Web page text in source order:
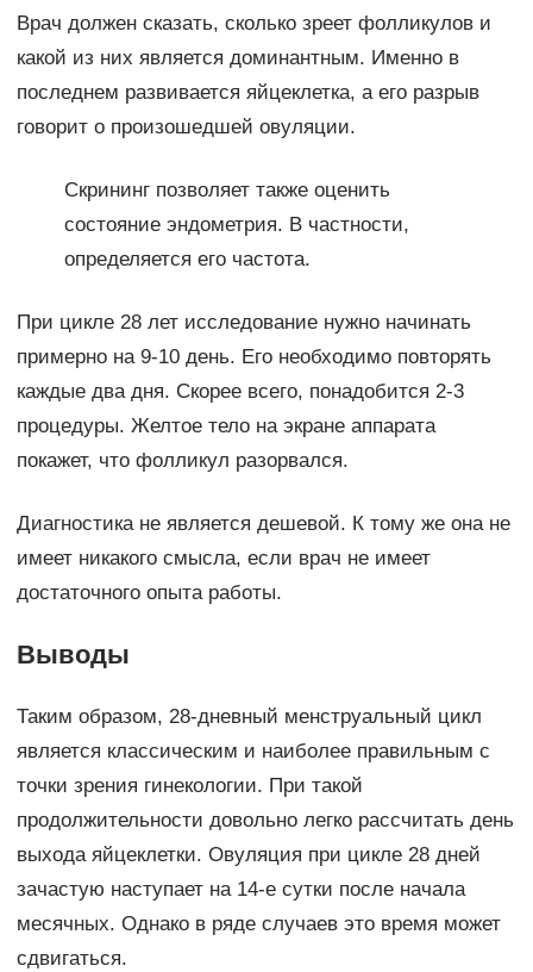
Врач должен сказать, сколько зреет фолликулов и
какой из них является доминантным. Именно в
последнем развивается яйцеклетка, а его разрыв
говорит о произошедшей овуляции.
Скрининг позволяет также оценить
состояние эндометрия. В частности,
определяется его частота.
При цикле 28 лет исследование нужно начинать
примерно на 9-10 день. Его необходимо повторять
каждые два дня. Скорее всего, понадобится 2-3
процедуры. Желтое тело на экране аппарата
покажет, что фолликул разорвался.
Диагностика не является дешевой. К тому же она не
имеет никакого смысла, если врач не имеет
достаточного опыта работы.
Выводы
Таким образом, 28-дневный менструальный цикл
является классическим и наиболее правильным с
точки зрения гинекологии. При такой
продолжительности довольно легко рассчитать день
выхода яйцеклетки. Овуляция при цикле 28 дней
зачастую наступает на 14-е сутки после начала
месячных. Однако в ряде случаев это время может
сдвигаться.